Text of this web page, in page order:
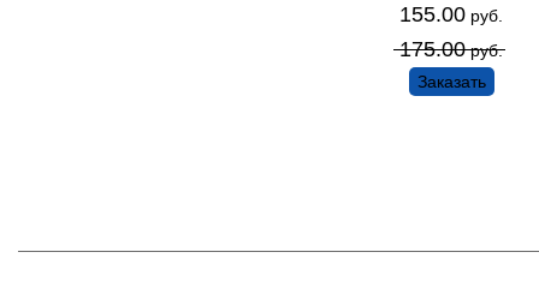
155.00 руб.
175.00 руб.
Заказать